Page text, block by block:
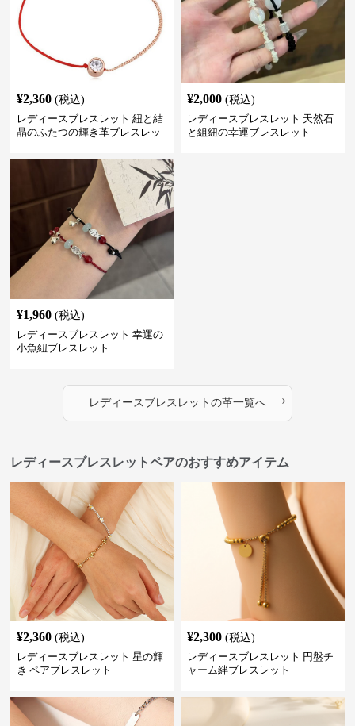
¥2,360 (税込)
レディースブレスレット 紐と結
晶のふたつの輝き革ブレスレッ
¥2,000 (税込)
レディースブレスレット 天然石
と組紐の幸運ブレスレット
¥1,960 (税込)
レディースブレスレット 幸運の
小魚紐ブレスレット
レディースブレスレット の革一覧へ ›
レディースブレスレットペアのおすすめアイテム
¥2,360 (税込)
レディースブレスレット 星の輝
き ペアブレスレット
¥2,300 (税込)
レディースブレスレット 円盤チ
ャーム絆ブレスレット